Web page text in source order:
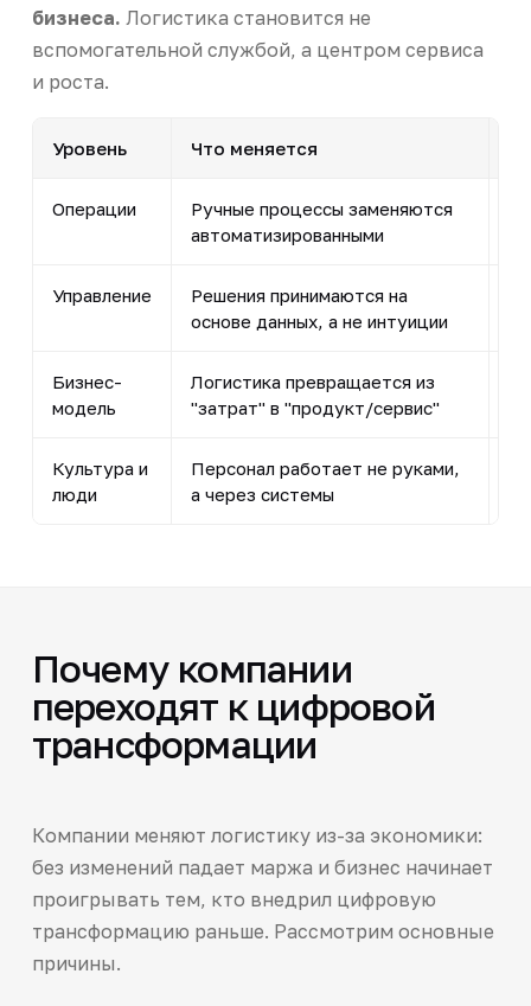
бизнеса. Логистика становится не
вспомогательной службой, а центром сервиса
и роста.
Уровень Что меняется
Операции
Ручные процессы заменяются
автоматизированными
Управление
Решения принимаются на
основе данных, а не интуиции
Бизнес-
модель
Логистика превращается из
"затрат" в "продукт/сервис"
Культура и
люди
Персонал работает не руками,
а через системы
Почему компании
переходят к цифровой
трансформации
Компании меняют логистику из-за экономики:
без изменений падает маржа и бизнес начинает
проигрывать тем, кто внедрил цифровую
трансформацию раньше. Рассмотрим основные
причины.